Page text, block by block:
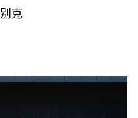
别克